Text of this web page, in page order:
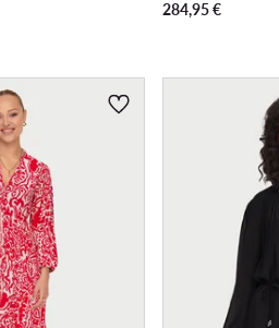
284,95€